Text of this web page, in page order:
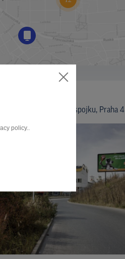
policy..
května nájezd na Jižní spojku, Praha 4